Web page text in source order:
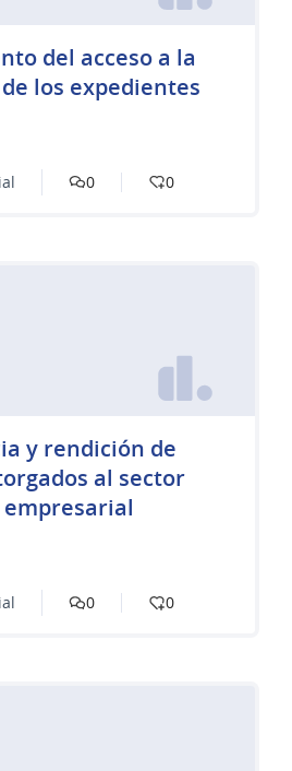
del acceso a la
los expedientes
0 0
y rendición de
al sector
0 0